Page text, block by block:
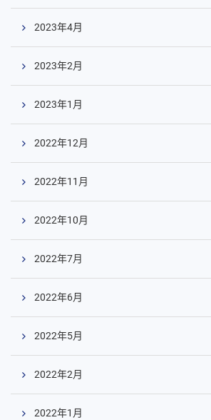
2023年4月
2023年2月
2023年1月
2022年12月
2022年11月
2022年10月
2022年7月
2022年6月
2022年5月
2022年2月
2022年1月